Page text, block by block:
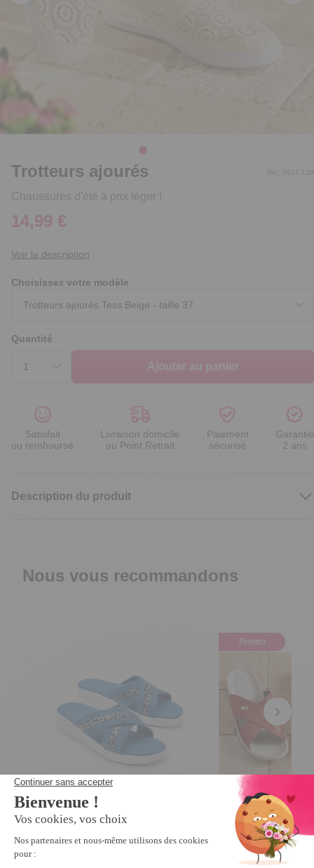
Trotteurs ajourés
Chaussures d'été à prix léger !
Réf. 6547.129
14,99 €
Voir la description
Choisissez votre modèle
Quantité
Ajouter au panier
Satisfait
ou remboursé
Livraison domicile
ou Point Retrait
Paiement
sécurisé
Garantie
2 ans
Description du produit
Nous vous recommandons
Mules croisées éponge Bleu - taille
39
Promo
Mules scratchées
10,79 € 26,99 €